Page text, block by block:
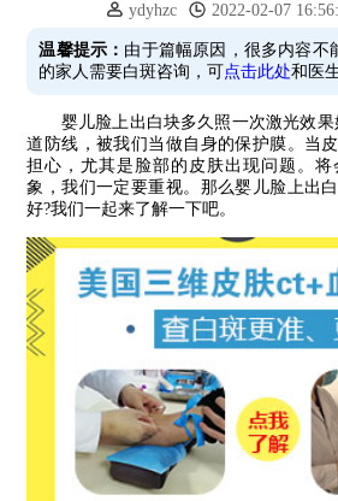
ydyhzc 2022-02-07
温馨提示： 由于篇幅原因，很多内容不
的家人需要白斑咨询，可点击此处和医
婴儿脸上出白块多久照一次激光效果
道防线，被我们当做自身的保护膜。当
担心，尤其是脸部的皮肤出现问题。
象，我们一定要重视。那么婴儿脸上出
好?我们一起来了解一下吧。